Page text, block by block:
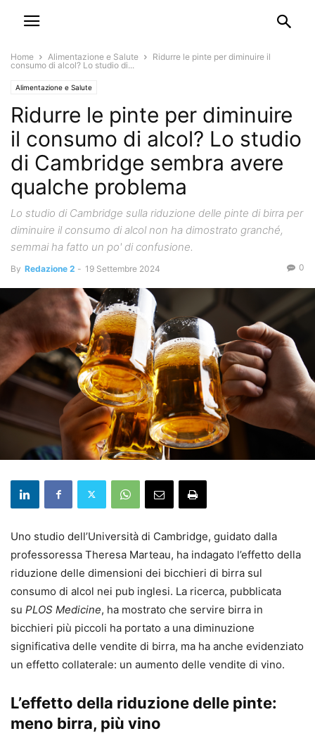
Home Alimentazione e Salute
Ridurre le pinte per diminuire il
consumo di alcol? Lo studio di...
Alimentazione e Salute
Ridurre le pinte per diminuire
il consumo di alcol? Lo studio
di Cambridge sembra avere
qualche problema
Lo studio di Cambridge sulla riduzione delle pinte di birra per
diminuire il consumo di alcol non ha dimostrato granché,
semmai ha fatto un po' di confusione.
By Redazione 2 - 19 Settembre 2024 0
Uno studio dell’Università di Cambridge, guidato dalla
professoressa Theresa Marteau, ha indagato l’effetto della
riduzione delle dimensioni dei bicchieri di birra sul
consumo di alcol nei pub inglesi. La ricerca, pubblicata
su PLOS Medicine, ha mostrato che servire birra in
bicchieri più piccoli ha portato a una diminuzione
significativa delle vendite di birra, ma ha anche evidenziato
un effetto collaterale: un aumento delle vendite di vino.
L’effetto della riduzione delle pinte:
meno birra, più vino